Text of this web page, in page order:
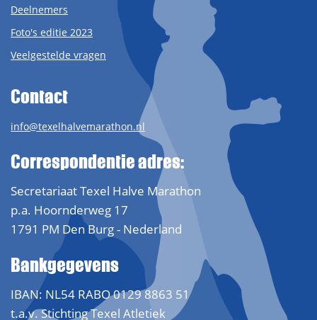
Deelnemers
Foto's editie 2023
Veelgestelde vragen
Contact
info@texelhalvemarathon.nl
Correspondentie adres:
Secretariaat Texel Halve Marathon
p.a. Hoornderweg 17
1791 PM Den Burg - Nederland
Bankgegevens
IBAN: NL54 RABO 0129 8863 51
t.a.v. Stichting Texel Atletiek